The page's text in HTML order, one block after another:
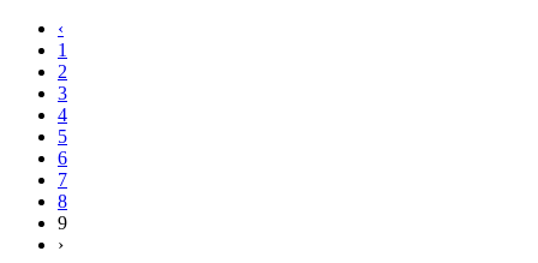
‹
1
2
3
4
5
6
7
8
9
›